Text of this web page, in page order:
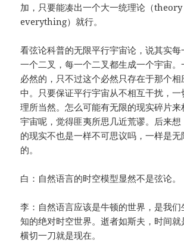
加，只要能凑出一个大一统理论（
everything）就行。
看弦论科普的无限平行宇宙论，说其实每
一个二叉，每一个二叉都生成一个宇宙
必然的，只不过这个必然只存在于那个相
中。只要保证平行宇宙从不相互干扰，一
理所当然。怎么可能有无限的现实碎片
宇宙呢，觉得匪夷所思几近荒谬。后来
的现实不也是一样不可思议吗，一样是
的。
白：自然语言的时空模型显然不是弦论。
李：自然语言应该是牛顿的世界，是我们
知的绝对时空世界。逝者如斯夫，时间就
横切一刀就是现在。